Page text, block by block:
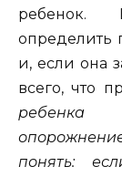
ребенок.
определить
и, если она
всего, что
ребенка
понять: